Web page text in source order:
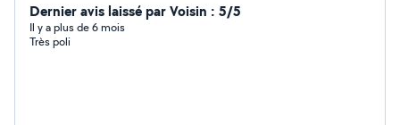
Dernier avis laissé par Voisin : 5/5
Il y a plus de 6 mois
Très poli